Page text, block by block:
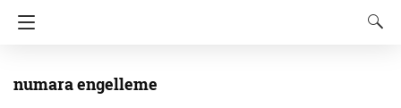
numara engelleme